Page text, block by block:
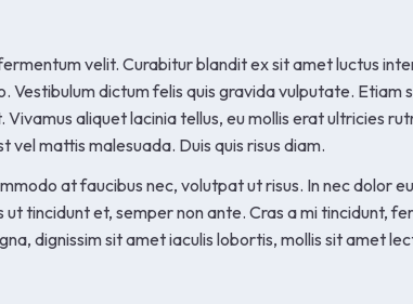
velit. Curabitur blandit ex sit amet luctus
Vestibulum dictum felis quis gravida vulputate. Etiam
Vivamus aliquet lacinia tellus, eu mollis erat ultricies
vel mattis malesuada. Duis quis risus diam.
at faucibus nec, volutpat ut risus. In nec dolor
ut tincidunt et, semper non ante. Cras a mi tincidunt,
dignissim sit amet iaculis lobortis, mollis sit amet